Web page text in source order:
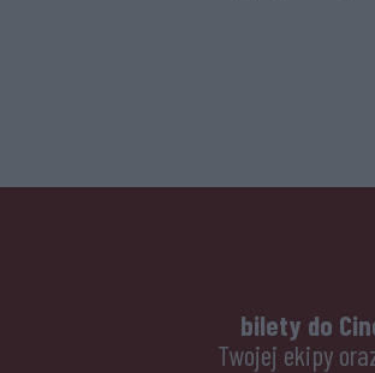
bilety do
Twojej ekipy